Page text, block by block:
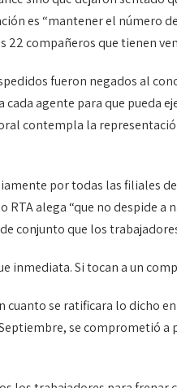
es “mantener el número
compañeros que tienen
fueron negados al
agente para que pueda
contempla la
por todas las filiales
alega “que no despide a
conjunto que los
inmediata. Si tocan a un
se ratificara lo dicho
se comprometió